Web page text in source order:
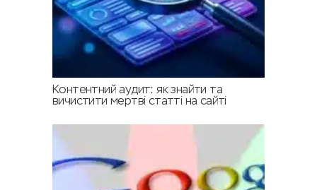
Контентний аудит: як знайти та
вичистити мертві статті на сайті